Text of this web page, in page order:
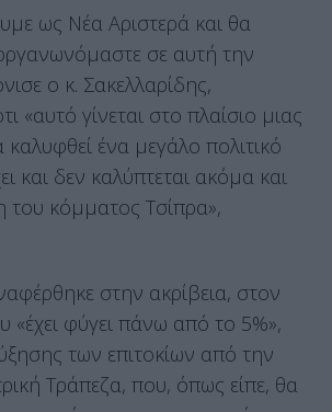
ως Νέα Αριστερά και θα
σε αυτή την
ο κ. Σακελλαρίδης,
«αυτό γίνεται στο πλαίσιο μιας
ένα μεγάλο πολιτικό
και δεν καλύπτεται ακόμα και
του κόμματος Τσίπρα»,
στην ακρίβεια, στον
φύγει πάνω από το 5%»,
των επιτοκίων από την
Τράπεζα, που, όπως είπε, θα